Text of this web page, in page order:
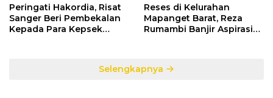
Peringati Hakordia, Risat
Sanger Beri Pembekalan
Kepada Para Kepsek
Reses di Kelurahan
Mapanget Barat, Reza
Rumambi Banjir Aspirasi
Selengkapnya